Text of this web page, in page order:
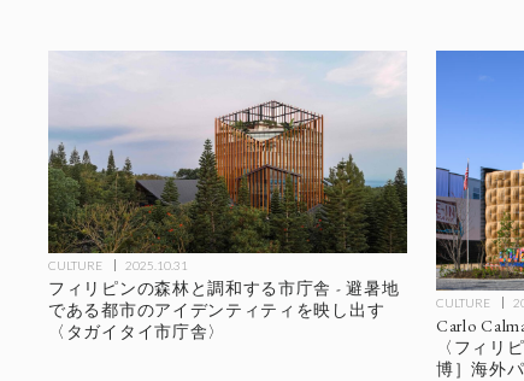
CULTURE 2025.10.31
フィリピンの森林と調和する市庁舎 - 避暑地
である都市のアイデンティティを映し出す
〈タガイタイ市庁舎〉
CULTURE
Carlo
〈フィリ
博］海外